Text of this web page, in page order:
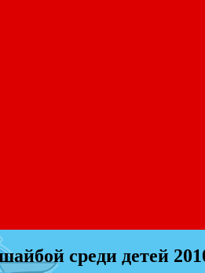
среди детей